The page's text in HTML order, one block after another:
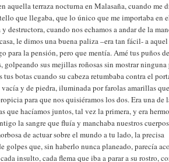
aquella terraza nocturna en Malasaña, cuando me
que llegaba, que lo único que me importaba en
destructora, cuando nos echamos a andar de la
le dimos una buena paliza –era tan fácil- a
para la pensión, pero que mentía. Amé tus puños
golpeando sus mejillas roñosas sin mostrar ninguna
tus botas cuando su cabeza retumbaba contra el
y de piedra, iluminada por farolas amarillas
para que nos quisiéramos los dos. Era una de
que hacíamos juntos, tal vez la primera, y era
la sangre que fluía y manchaba nuestros
de actuar sobre el mundo a tu lado, la precisa
golpes que, sin haberlo nunca planeado, parecía
insulto, cada flema que iba a parar a su rostro,